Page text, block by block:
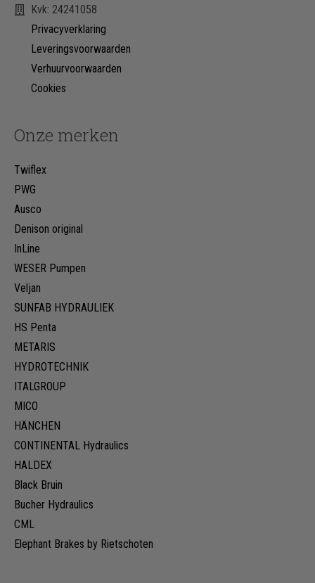
Onze merken
Twiflex
PWG
Ausco
Denison original
InLine
WESER Pumpen
Veljan
SUNFAB HYDRAULIEK
HS Penta
METARIS
HYDROTECHNIK
ITALGROUP
MICO
HÄNCHEN
CONTINENTAL Hydraulics
HALDEX
Black Bruin
Bucher Hydraulics
CML
Elephant Brakes by Rietschoten
Kvk: 24241058
Privacyverklaring
Leveringsvoorwaarden
Verhuurvoorwaarden
Cookies